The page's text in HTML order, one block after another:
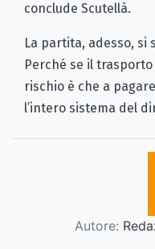
conclude Scutellà.
La partita, adesso, si
Perché se il
rischio è che a
l’intero sistema del
Autore: